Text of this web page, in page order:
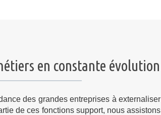
en constante évolution
des grandes entreprises à externaliser
de ces fonctions support, nous assistons